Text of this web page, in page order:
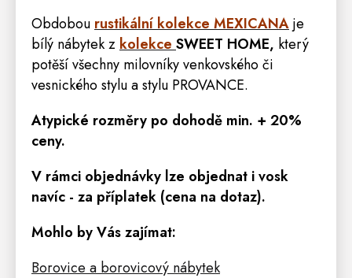
Obdobou rustikální kolekce MEXICANAje
bílý nábytek z kolekce SWEET HOME, který
potěší všechny milovníky venkovského či
vesnického stylu a stylu PROVANCE.
Atypické rozměry po dohodě min. + 20%
ceny.
V rámci objednávky lze objednat i vosk
navíc - za příplatek (cena na dotaz).
Mohlo by Vás zajímat:
Borovice a borovicový nábytek